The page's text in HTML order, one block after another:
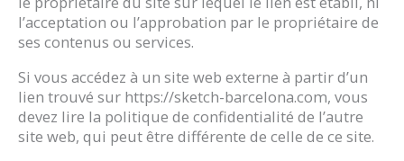
l’acceptation ou l’approbation par le propriétaire de
ses contenus ou services.
Si vous accédez à un site web externe à partir d’un
lien trouvé sur https://sketch-barcelona.com, vous
devez lire la politique de confidentialité de l’autre
site web, qui peut être différente de celle de ce site.